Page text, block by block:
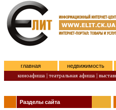
главная недвижимость
киноафиша | театральная афиша |
Разделы сайта